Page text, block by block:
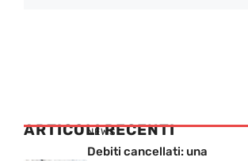
ARTICOLI RECENTI
NEWS
Debiti cancellati: una